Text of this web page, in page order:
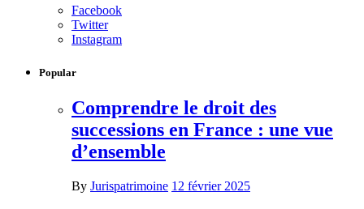
Facebook
Twitter
Instagram
Popular
Comprendre le droit des
successions en France : une vue
d’ensemble
By Jurispatrimoine 12 février 2025